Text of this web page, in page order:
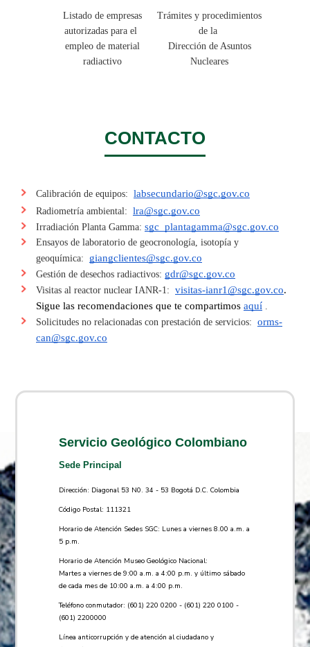
Listado de empresas
autorizadas para el
empleo de material
radiactivo
Trámites y procedimientos
de la
Dirección de Asuntos
Nucleares
CONTACTO
Calibración de equipos: labsecundario@sgc.gov.co​
Radiometría ambiental: lra@sgc.gov.co
Irradiación Planta Gamma: sgc_plantagamma@sgc.gov.co
Ensayos de laboratorio de geocronología, isotopía y
geoquímica: giangclientes@sgc.gov.co
Gestión de desechos radiactivos: gdr@sgc.gov.co
Visitas al reactor nuclear IANR-1: visitas-ianr1@sgc.gov.co.
Sigue las recomendaciones que te compartimos aquí .
Solicitudes no relacionadas con prestación de servicios: orms-
can@sgc.gov.co​
Servicio Geológico Colombiano
Sede Principal
Dirección: Diagonal 53 N0. 34 - 53 Bogotá D.C. Colombia
Código Postal: 111321
Horario de Atención Sedes SGC: Lunes a viernes 8.00 a.m. a
5 p.m.
Horario de Atención Museo Geológico Nacional:
Martes a viernes de 9:00 a.m. a 4:00 p.m. y último sábado
de cada mes de 10:00 a.m. a 4:00 p.m.
Teléfono conmutador: (601) 220 0200 - (601) 220 0100 -
(601) 2200000
Línea anticorrupción y de atención al ciudadano y